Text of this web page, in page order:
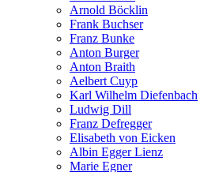
Arnold Böcklin
Frank Buchser
Franz Bunke
Anton Burger
Anton Braith
Aelbert Cuyp
Karl Wilhelm Diefenbach
Ludwig Dill
Franz Defregger
Elisabeth von Eicken
Albin Egger Lienz
Marie Egner